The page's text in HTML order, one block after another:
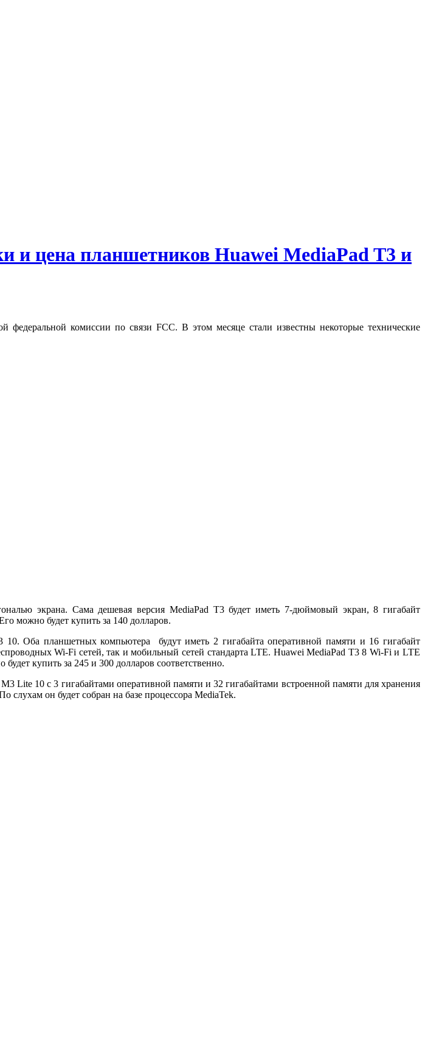
и цена планшетников Huawei MediaPad T3 и
комиссии по связи FCC. В этом месяце стали известны некоторые технические
экрана. Сама дешевая версия MediaPad T3 будет иметь 7-дюймовый экран, 8 гигабайт
можно будет купить за 140 долларов.
Оба планшетных компьютера будут иметь 2 гигабайта оперативной памяти и 16 гигабайт
Wi-Fi сетей, так и мобильный сетей стандарта LTE. Huawei MediaPad T3 8 Wi-Fi и LTE
купить за 245 и 300 долларов соответственно.
10 с 3 гигабайтами оперативной памяти и 32 гигабайтами встроенной памяти для хранения
он будет собран на базе процессора MediaTek.